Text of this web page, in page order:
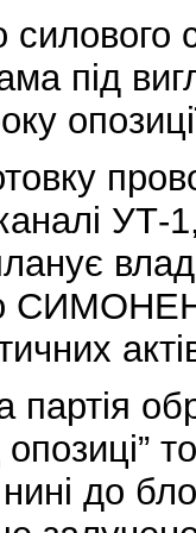
силового
під
УТ-
партія
нині до